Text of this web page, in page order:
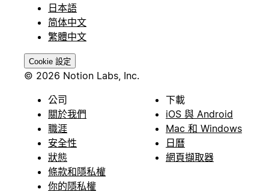
日本語
简体中文
繁體中文
Cookie 設定
© 2026 Notion Labs, Inc.
公司
關於我們
職涯
安全性
狀態
條款和隱私權
你的隱私權
下載
iOS 與 Android
Mac 和 Windows
日曆
網頁擷取器